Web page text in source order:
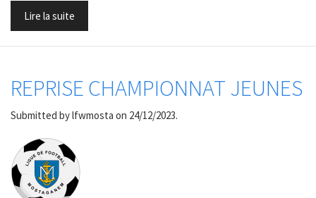
Lire la suite
REPRISE CHAMPIONNAT JEUNES
Submitted bylfwmosta on 24/12/2023.